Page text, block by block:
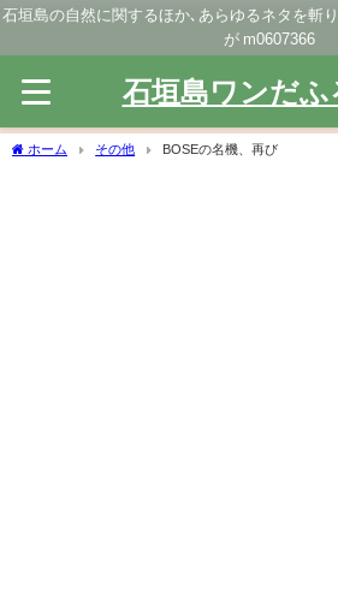
石垣島の自然に関するほか､あらゆるネタを斬
が m0607366
石垣島ワンだふ
ホーム その他 BOSEの名機、再び